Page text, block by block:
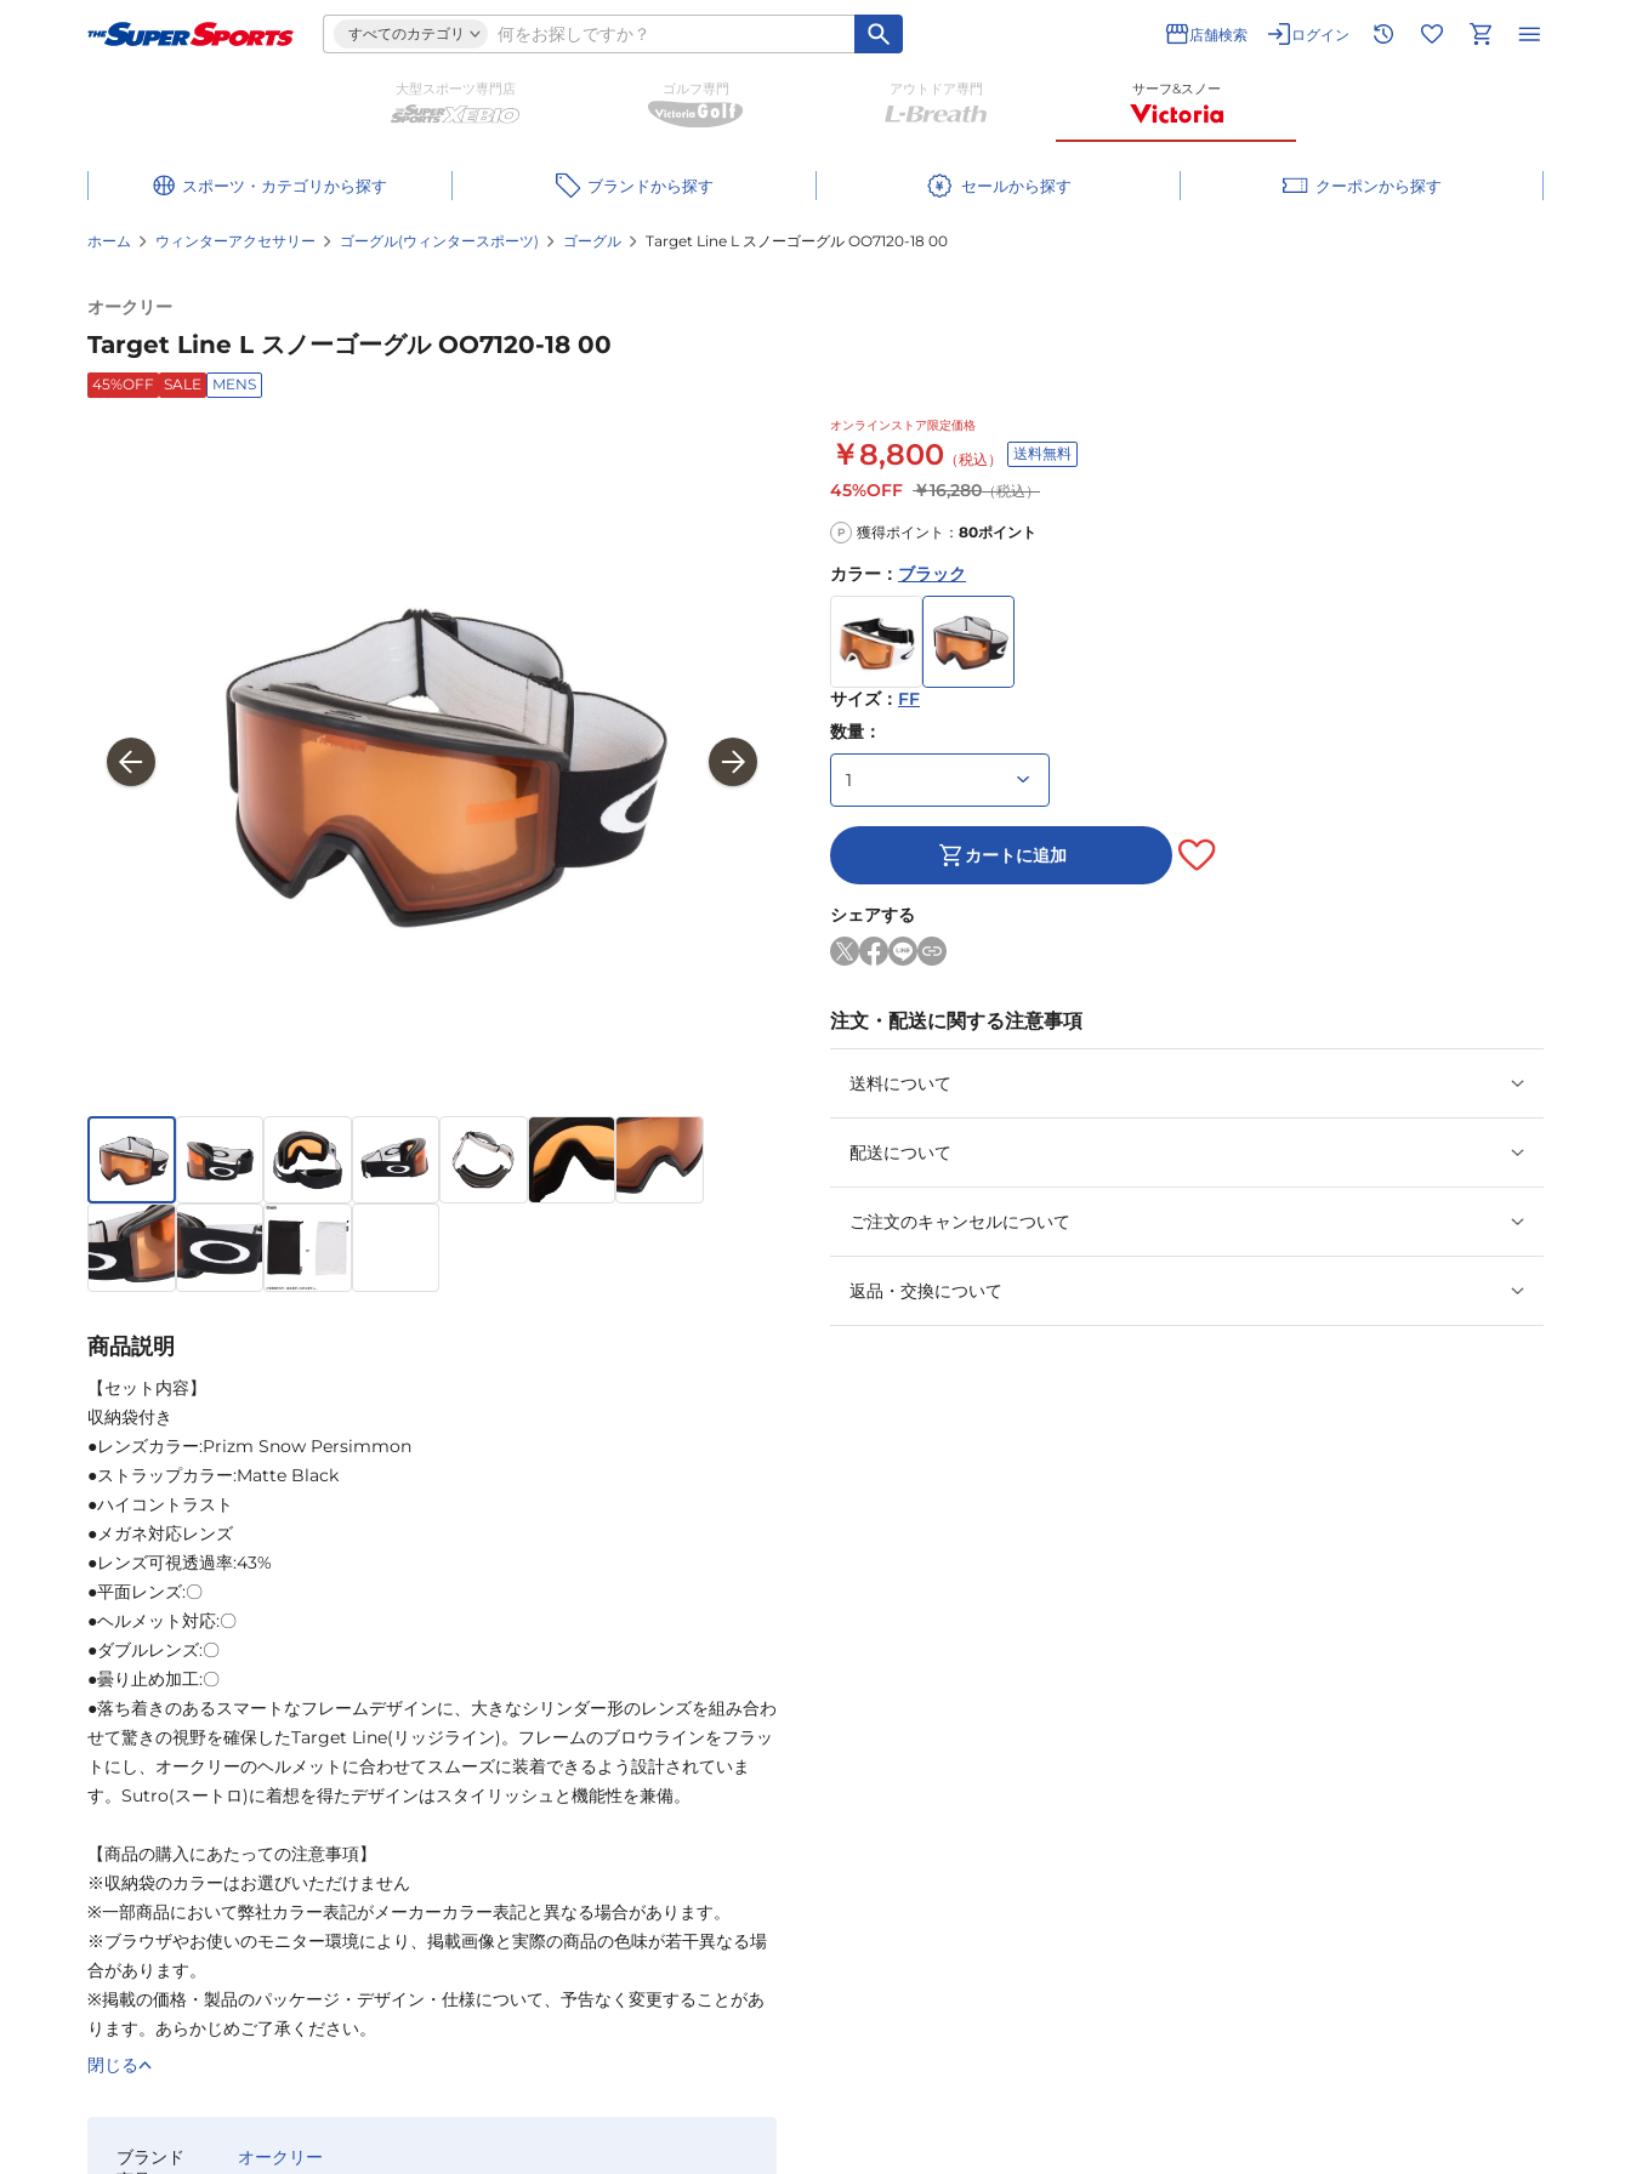
すべてのカテゴリ 店舗検索 ログイン
大型スポーツ専門店 ゴルフ専門 アウトドア専門 サーフ&スノー
スポーツ・カテゴリ ブランド セール クーポン
ホーム ウィンターアクセサリー ゴーグル(ウィンタースポーツ) ゴーグル Target Line L スノーゴーグル OO7120-18 00
オークリー
Target Line L スノーゴーグル OO7120-18 00
45%OFF SALE MENS
オンラインストア限定価格
￥8,800 （税込） 送料無料
45%OFF ￥16,280（税込）
P 獲得ポイント： 80ポイント
カラー ： ブラック
サイズ： FF
数量：
カートに追加
シェアする
注文・配送に関する注意事項
送料について
配送について
ご注文のキャンセルについて
返品・交換について
商品説明
【セット内容】
収納袋付き
●レンズカラー:Prizm Snow Persimmon
●ストラップカラー:Matte Black
●ハイコントラスト
●メガネ対応レンズ
●レンズ可視透過率:43%
●平面レンズ:〇
●ヘルメット対応:〇
●ダブルレンズ:〇
●曇り止め加工:〇
●落ち着きのあるスマートなフレームデザインに、大きなシリンダー形のレンズを組み合わ
せて驚きの視野を確保したTarget Line(リッジライン)。フレームのブロウラインをフラッ
トにし、オークリーのヘルメットに合わせてスムーズに装着できるよう設計されていま
す。Sutro(スートロ)に着想を得たデザインはスタイリッシュと機能性を兼備。
【商品の購入にあたっての注意事項】
※収納袋のカラーはお選びいただけません
※一部商品において弊社カラー表記がメーカーカラー表記と異なる場合があります。
※ブラウザやお使いのモニター環境により、掲載画像と実際の商品の色味が若干異なる場
合があります。
※掲載の価格・製品のパッケージ・デザイン・仕様について、予告なく変更することがあ
ります。あらかじめご了承ください。
閉じる
ブランド
オークリー